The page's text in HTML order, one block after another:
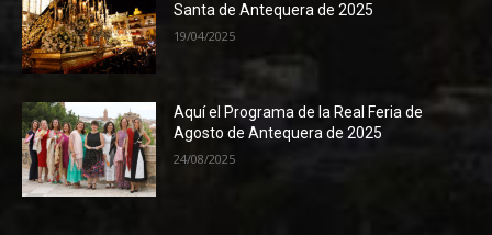
Santa de Antequera de 2025
19/04/2025
Aquí el Programa de la Real Feria de
Agosto de Antequera de 2025
24/08/2025